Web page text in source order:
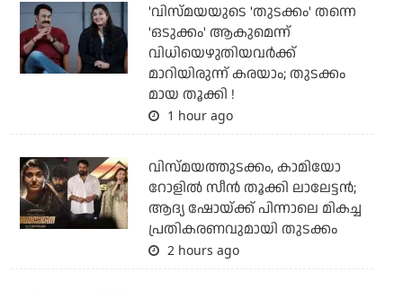
'വിസ്മയയുടെ 'തുടക്കം' തന്നെ
'ഒടുക്കം' ആകുമെന്ന്
വിധിയെഴുതിയവര്‍ക്ക്
മാറിയിരുന്ന് കരയാം; തുടക്കം
മായ തൂക്കി !
1 hour ago
വിസ്മയത്തുടക്കം, കാമിയോ
റോളില്‍ സീന്‍ തൂക്കി ലാലേട്ടന്‍;
ആദ്യ ഷോയ്ക്ക് പിന്നാലെ മികച്ച
പ്രതികരണവുമായി തുടക്കം
2 hours ago